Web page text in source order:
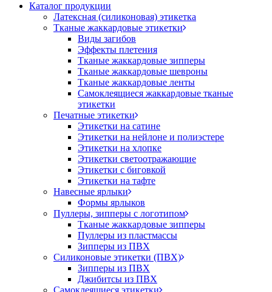
Каталог продукции
Латексная (силиконовая) этикетка
Тканые жаккардовые этикетки
Виды загибов
Эффекты плетения
Тканые жаккардовые зипперы
Тканые жаккардовые шевроны
Тканые жаккардовые ленты
Самоклеящиеся жаккардовые тканые
этикетки
Печатные этикетки
Этикетки на сатине
Этикетки на нейлоне и полиэстере
Этикетки на хлопке
Этикетки светоотражающие
Этикетки с биговкой
Этикетки на тафте
Навесные ярлыки
Формы ярлыков
Пуллеры, зипперы с логотипом
Тканые жаккардовые зипперы
Пуллеры из пластмассы
Зипперы из ПВХ
Силиконовые этикетки (ПВХ)
Зипперы из ПВХ
Джибитсы из ПВХ
Самоклеящиеся этикетки